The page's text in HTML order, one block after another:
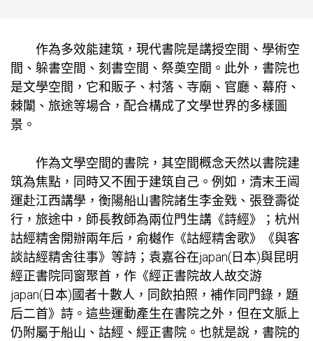
作為多效能建筑，現代書院是講授空間、學術空
間、躲書空間、刻書空間、祭奠空間。此外，書院也
是文學空間，它和販子、村落、寺廟、官廳、幕府、
棘闈、旅途等場合，配合構成了文學世界的多樣圖
景。
作為文學空間的書院，其空間概念天然以書院建
筑為焦點，同時又不囿于建筑自己。例如，清末王闿
運赴江西講學，衡陽船山書院諸生李金戣、張登壽從
行，旅途中，師長教師為兩位門生講《詩經》；杭州
詁經精舍開辦兩年后，俞樾作《詁經精舍歌》《與客
談詁經精舍往事》等詩；袁嘉谷在japan(日本)與昆明
經正書院同窗聚首，作《經正書院故人故交游
japan(日本)國者十數人，同飲拍照，補作同門錄，題
后二首》詩。這些運動產生在書院之外，但在文脈上
仍附屬于船山、詁經、經正書院。也就是說，書院的